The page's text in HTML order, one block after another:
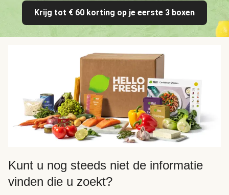
Krijg tot € 60 korting op je eerste 3 boxen
Kunt u nog steeds niet de informatie
vinden die u zoekt?